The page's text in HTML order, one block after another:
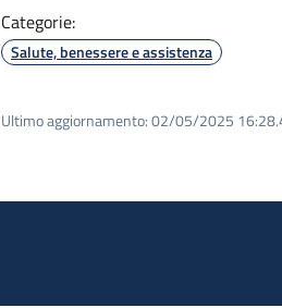
Categorie:
Salute, benessere e assistenza
Ultimo aggiornamento:02/05/2025